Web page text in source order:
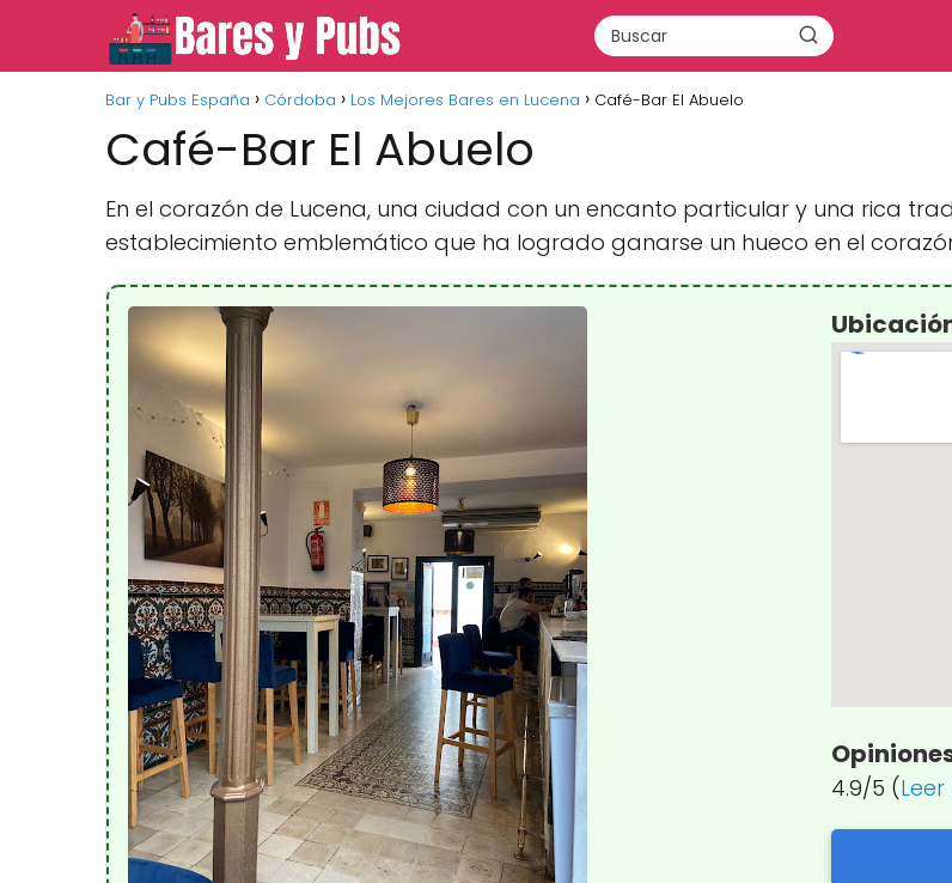
Bar y Pubs España Córdoba Los Mejores Bares en Lucena Café-Bar El Abuelo
Café-Bar El Abuelo
En el corazón de Lucena, una ciudad con un encanto particular y una rica
establecimiento emblemático que ha logrado ganarse un hueco en el
4.9/5 (